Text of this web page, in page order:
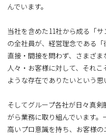
んでいます。
当社を含めた11社から成る「サ
の全社員が、経営理念である「
直接・間接を問わず、さまざ
人々・お客様に対して、それ
ような存在でありたいという思
そしてグループ各社が日々真
がら業務に取り組んでいます
高いプロ意識を持ち、お客様